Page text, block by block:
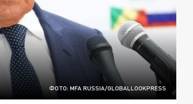
ФОТО: MFA RUSSIA/GLOBALLOOKPRESS